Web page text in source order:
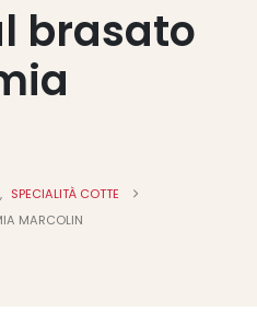
brasato
, SPECIALITÀ COTTE
MARCOLIN